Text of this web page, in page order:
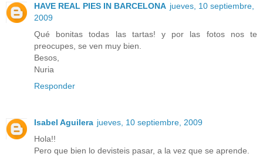
HAVE REAL PIES IN BARCELONA jueves, 10 septiembre,
2009
Qué bonitas todas las tartas! y por las fotos nos te
preocupes, se ven muy bien.
Besos,
Nuria
Responder
Isabel Aguilera jueves, 10 septiembre, 2009
Hola!!
Pero que bien lo devisteis pasar, a la vez que se aprende.